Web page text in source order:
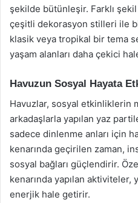
şekilde bütünleşir. Farklı
çeşitli dekorasyon stilleri ile
klasik veya tropikal bir tema
yaşam alanları daha çekici
Havuzun Sosyal Hayata
Havuzlar, sosyal etkinliklerin
arkadaşlarla yapılan yaz
sadece dinlenme anları için
kenarında geçirilen zaman,
sosyal bağları güçlendirir.
kenarında yapılan aktiviteler,
enerjik hale getirir.